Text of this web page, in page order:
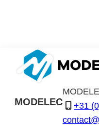
MODELEC
+31